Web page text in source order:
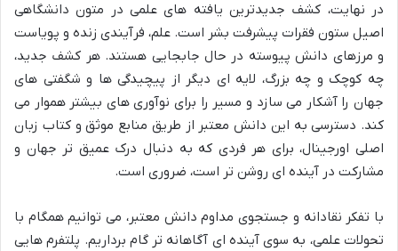
در نهایت، کشف جدیدترین یافته های علمی در متون دانشگاهی
اصیل ستون فقرات پیشرفت بشر است. علم، فرآیندی زنده و پویاست
و مرزهای دانش پیوسته در حال جابجایی هستند. هر کشف جدید،
چه کوچک و چه بزرگ، لایه ای دیگر از پیچیدگی ها و شگفتی های
جهان را آشکار می سازد و مسیر را برای نوآوری های بیشتر هموار می
کند. دسترسی به این دانش معتبر از طریق منابع موثق و کتاب زبان
اصلی اورجینال، برای هر فردی که به دنبال درک عمیق تر جهان و
مشارکت در آینده ای روشن تر است، ضروری است.
با تفکر نقادانه و جستجوی مداوم دانش معتبر، می توانیم همگام با
تحولات علمی، به سوی آینده ای آگاهانه تر گام برداریم. پلتفرم هایی